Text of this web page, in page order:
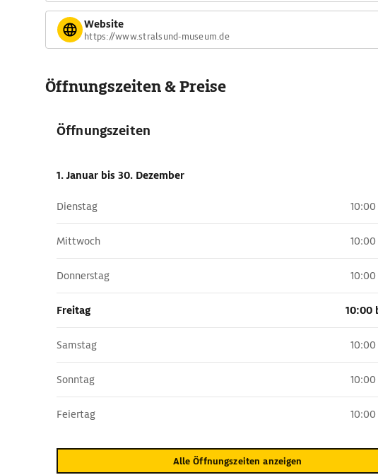
Website
https://www.stralsund-museum.de
Öffnungszeiten & Preise
Öffnungszeiten
1. Januar bis 30. Dezember
Dienstag 10:00
Mittwoch 10:00
Donnerstag 10:00
Freitag 10:00
Samstag 10:00
Sonntag 10:00
Feiertag 10:00
Alle Öffnungszeiten anzeigen